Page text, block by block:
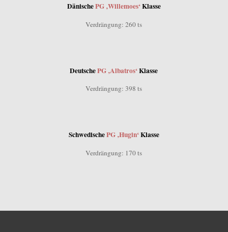
DänischePG ‚Willemoes‘Klasse
Verdrängung: 260 ts
DeutschePG ‚Albatros‘Klasse
Verdrängung: 398 ts
SchwedischePG ‚Hugin‘Klasse
Verdrängung: 170 ts